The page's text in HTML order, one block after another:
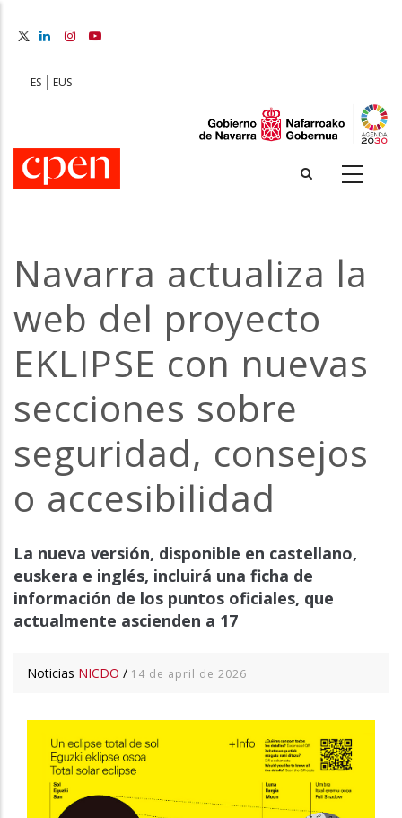
content
ES EUS
Navarra actualiza la
web del proyecto
EKLIPSE con nuevas
secciones sobre
seguridad, consejos
o accesibilidad
La nueva versión, disponible en castellano,
euskera e inglés, incluirá una ficha de
información de los puntos oficiales, que
actualmente ascienden a 17
Noticias NICDO / 14 de april de 2026